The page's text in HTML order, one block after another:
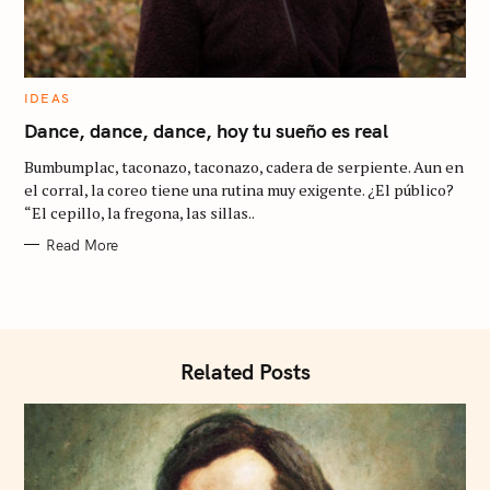
C
T
E
O
R
I
E
IDEAS
Dance, dance, dance, hoy tu sueño es real
Bumbumplac, taconazo, taconazo, cadera de serpiente. Aun en
el corral, la coreo tiene una rutina muy exigente. ¿El público?
“El cepillo, la fregona, las sillas..
Read More
Related Posts
a
r
c